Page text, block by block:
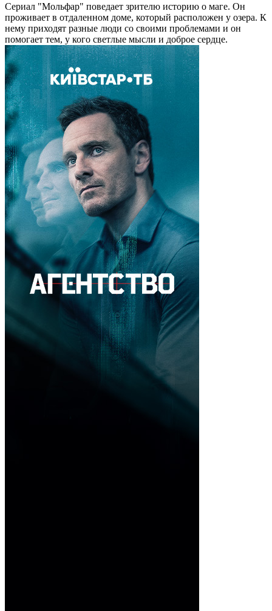
Сериал "Мольфар" поведает зрителю историю о маге. Он
проживает в отдаленном доме, который расположен у озера. К
нему приходят разные люди со своими проблемами и он
помогает тем, у кого светлые мысли и доброе сердце.